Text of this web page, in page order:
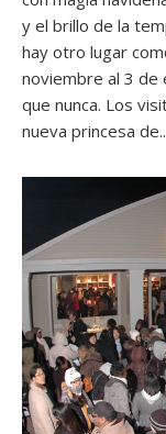
y el brillo de la
hay otro lugar
noviembre al 3 de
que nunca. Los
nueva princesa